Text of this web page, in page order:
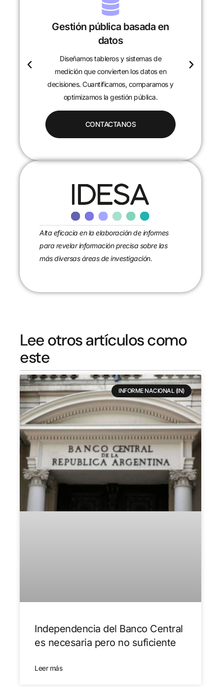
Gestión pública basada en
datos
Diseñamos tableros y sistemas de
medición que convierten los datos en
decisiones. Cuantificamos, comparamos y
optimizamos la gestión pública.
CONTACTANOS
Alta eficacia en la elaboración de informes
para revelar información precisa sobre las
más diversas áreas de investigación.
Lee otros artículos como
este
INFORME NACIONAL (IN)
Independencia del Banco Central
es necesaria pero no suficiente
Leer más